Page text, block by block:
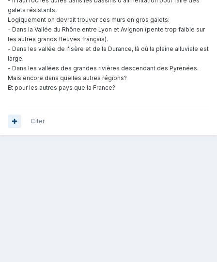
galets résistants,
Logiquement on devrait trouver ces murs en gros galets:
- Dans la Vallée du Rhône entre Lyon et Avignon (pente trop faible sur
les autres grands fleuves français).
- Dans les vallée de l'Isère et de la Durance, là où la plaine alluviale est
large.
- Dans les vallées des grandes rivières descendant des Pyrénées.
Mais encore dans quelles autres régions?
Et pour les autres pays que la France?
Citer